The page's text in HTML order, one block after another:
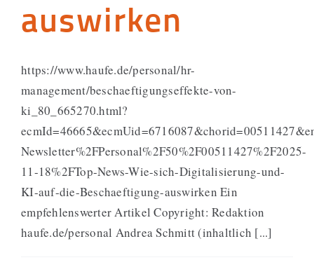
auswirken
https://www.haufe.de/personal/hr-
management/beschaeftigungseffekte-von-
ki_80_665270.html?
Newsletter%2FPersonal%2F50%2F00511427%2F2025-
11-18%2FTop-News-Wie-sich-Digitalisierung-und-
KI-auf-die-Beschaeftigung-auswirken Ein
empfehlenswerter Artikel Copyright: Redaktion
haufe.de/personal Andrea Schmitt (inhaltlich [...]